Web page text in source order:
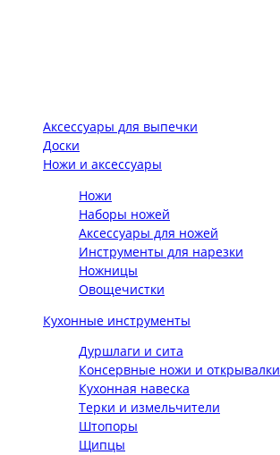
Аксессуары для выпечки
Доски
Ножи и аксессуары
Ножи
Наборы ножей
Аксессуары для ножей
Инструменты для нарезки
Ножницы
Овощечистки
Кухонные инструменты
Дуршлаги и сита
Консервные ножи и открывалки
Кухонная навеска
Терки и измельчители
Штопоры
Щипцы